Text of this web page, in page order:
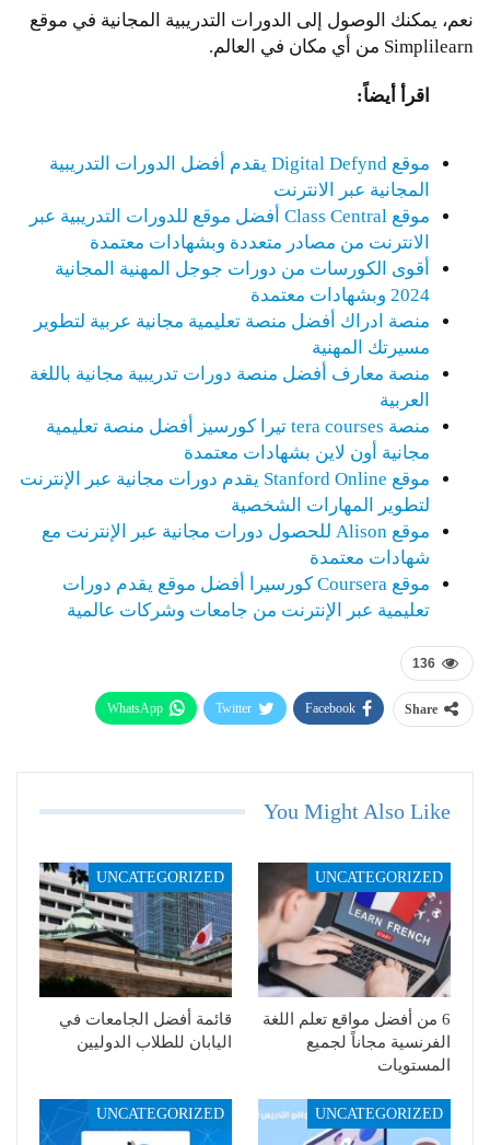
نعم، يمكنك الوصول إلى الدورات التدريبية المجانية في موقع
Simplilearn من أي مكان في العالم.
اقرأ أيضاً:
موقع Digital Defynd يقدم أفضل الدورات التدريبية
المجانية عبر الانترنت
موقع Class Central أفضل موقع للدورات التدريبية عبر
الانترنت من مصادر متعددة وبشهادات معتمدة
أقوى الكورسات من دورات جوجل المهنية المجانية
2024 وبشهادات معتمدة
منصة ادراك أفضل منصة تعليمية مجانية عربية لتطوير
مسيرتك المهنية
منصة معارف أفضل منصة دورات تدريبية مجانية باللغة
العربية
منصة tera courses تيرا كورسيز أفضل منصة تعليمية
مجانية أون لاين بشهادات معتمدة
موقع Stanford Online يقدم دورات مجانية عبر الإنترنت
لتطوير المهارات الشخصية
موقع Alison للحصول دورات مجانية عبر الإنترنت مع
شهادات معتمدة
موقع Coursera كورسيرا أفضل موقع يقدم دورات
تعليمية عبر الإنترنت من جامعات وشركات عالمية
136
Share
Facebook
Twitter
WhatsApp
You Might Also Like
UNCATEGORIZED
6 من أفضل مواقع تعلم اللغة
الفرنسية مجاناً لجميع
المستويات
UNCATEGORIZED
قائمة أفضل الجامعات في
اليابان للطلاب الدوليين
UNCATEGORIZED
UNCATEGORIZED